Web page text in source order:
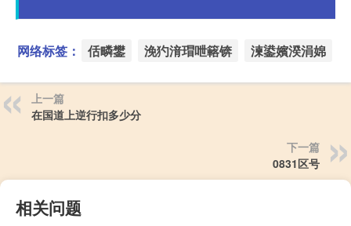
网络标签： 佸疄鐢 浼犳湇瑁呭簵锛 湅鍙嬪湀涓婂
上一篇
在国道上逆行扣多少分
下一篇
0831区号
相关问题